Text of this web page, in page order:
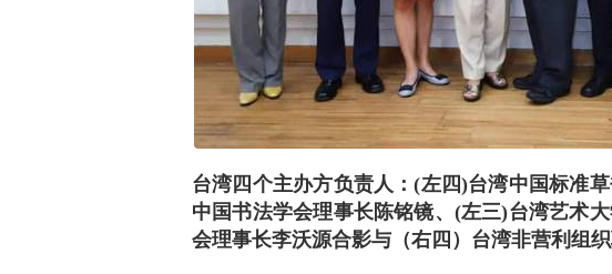
台湾四个主办方负责人：(左四)台湾中国标准
中国书法学会理事长陈铭镜、(左三)台湾艺术
会理事长李沃源合影与 （右四）台湾非营利组